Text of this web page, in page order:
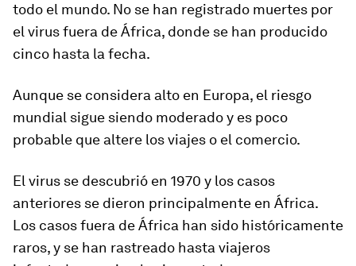
todo el mundo. No se han registrado muertes por
el virus fuera de África, donde se han producido
cinco hasta la fecha.
Aunque se considera alto en Europa, el riesgo
mundial sigue siendo moderado y es poco
probable que altere los viajes o el comercio.
El virus se descubrió en 1970 y los casos
anteriores se dieron principalmente en África.
Los casos fuera de África han sido históricamente
raros, y se han rastreado hasta viajeros